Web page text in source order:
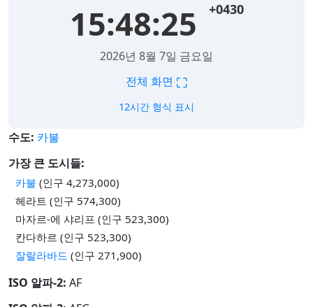
15:48:25 +0430
2026년 8월 7일 금요일
전체 화면 ⛶
12시간 형식 표시
수도: 카불
가장 큰 도시들:
카불 (인구 4,273,000)
헤라트 (인구 574,300)
마자르-에 샤리프 (인구 523,300)
칸다하르 (인구 523,300)
잘랄라바드 (인구 271,900)
ISO 알파-2: AF